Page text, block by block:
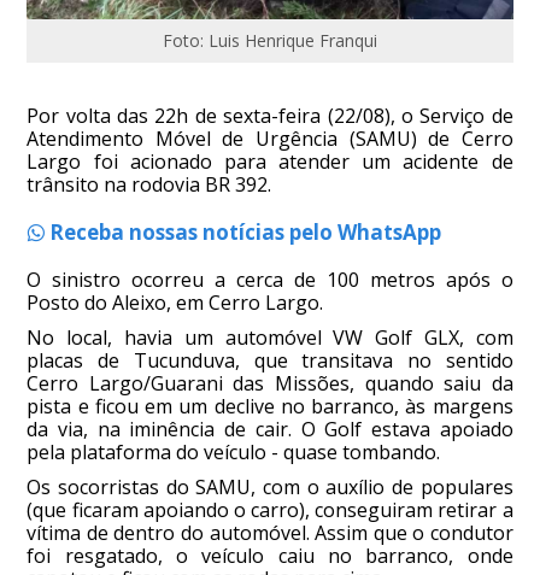
Foto: Luis Henrique Franqui
Por volta das 22h de sexta-feira (22/08), o Serviço de
Atendimento Móvel de Urgência (SAMU) de Cerro
Largo foi acionado para atender um acidente de
trânsito na rodovia BR 392.
Receba nossas notícias pelo WhatsApp
O sinistro ocorreu a cerca de 100 metros após o
Posto do Aleixo, em Cerro Largo.
No local, havia um automóvel VW Golf GLX, com
placas de Tucunduva, que transitava no sentido
Cerro Largo/Guarani das Missões, quando saiu da
pista e ficou em um declive no barranco, às margens
da via, na iminência de cair. O Golf estava apoiado
pela plataforma do veículo - quase tombando.
Os socorristas do SAMU, com o auxílio de populares
(que ficaram apoiando o carro), conseguiram retirar a
vítima de dentro do automóvel. Assim que o condutor
foi resgatado, o veículo caiu no barranco, onde